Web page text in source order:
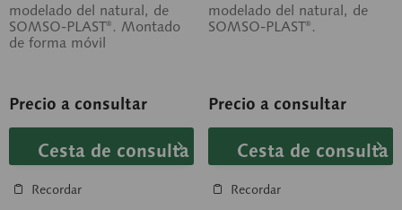
modelado del natural, de
SOMSO-PLAST®. Montado
de forma móvil
Precio a consultar
Cesta de consulta
Recordar
modelado del natural, de
SOMSO-PLAST®.
Precio a consultar
Cesta de consulta
Recordar